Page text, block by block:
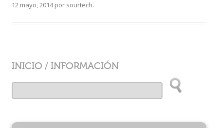
12 mayo, 2014por sourtech.
INICIO / INFORMACIÓN